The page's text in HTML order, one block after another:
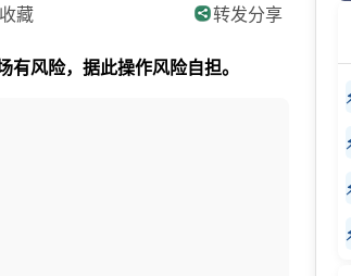
藏 转发分享
风险，据此操作风险自担。